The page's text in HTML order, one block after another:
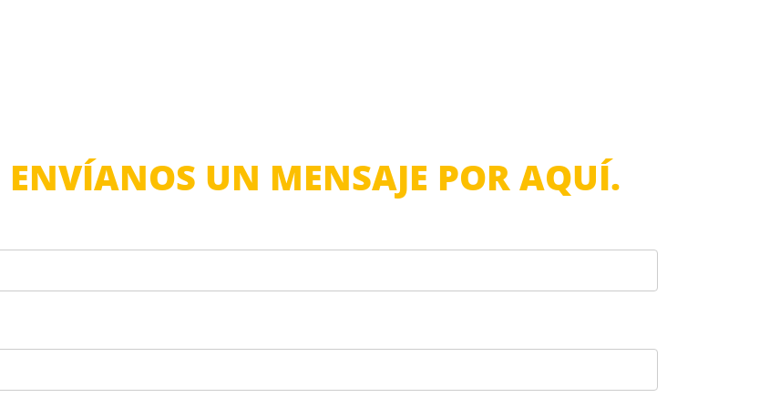
ENVÍANOS UN MENSAJE POR AQUÍ.